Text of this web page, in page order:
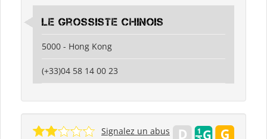
Le grossiste chinois
5000 - Hong Kong
(+33)04 58 14 00 23
Signalez un abus